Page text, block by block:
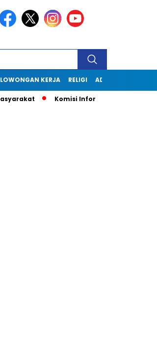
LOWONGAN KERJA RELIGI ADVERTORIAL
Komisi Informasi Jabar Kunjungi